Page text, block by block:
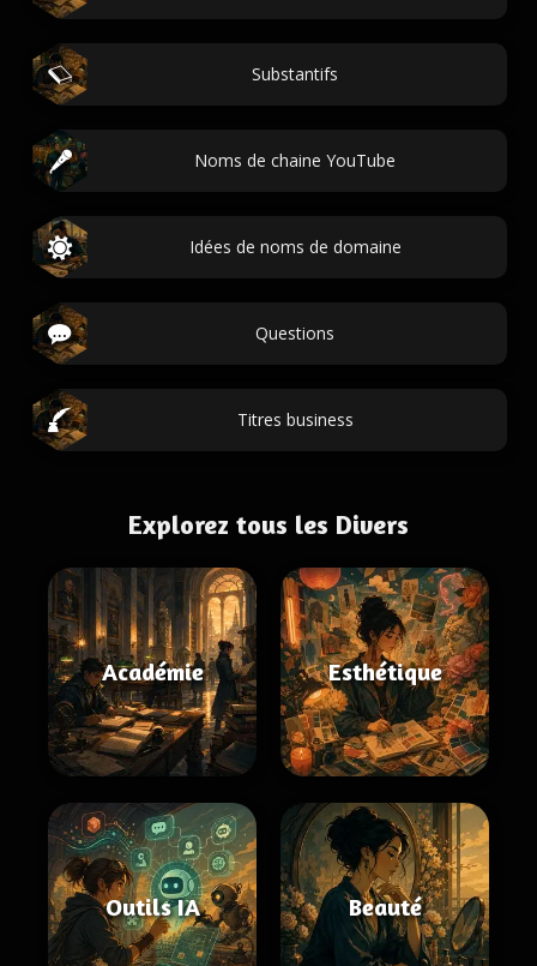
Substantifs
Noms de chaine YouTube
Idées de noms de domaine
Questions
Titres business
Explorez tous les Divers
Académie Esthétique
Outils IA Beauté